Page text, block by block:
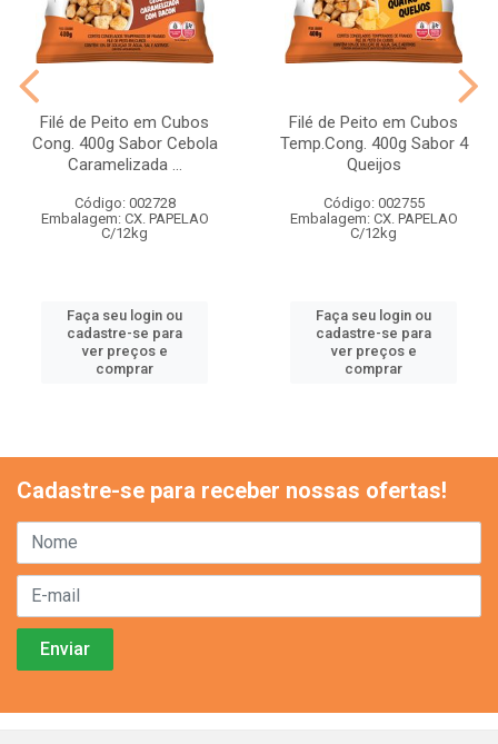
Filé de Peito em Cubos
Cong. 400g Sabor Cebola
Caramelizada ...
Código: 002728
Embalagem: CX. PAPELAO
C/12kg
Faça seu login ou
cadastre-se para
ver preços e
comprar
Filé de Peito em Cubos
Temp.Cong. 400g Sabor 4
Queijos
Código: 002755
Embalagem: CX. PAPELAO
C/12kg
Faça seu login ou
cadastre-se para
ver preços e
comprar
Cadastre-se para receber nossas ofertas!